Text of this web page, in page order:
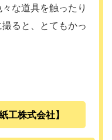
な道具を触ったり
ると、とてもかっ
工株式会社】